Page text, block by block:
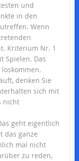
und
in den
Wenn
Kriterium Nr. 1
Spielen. Das
denken Sie
sich mit
nicht
geht eigentlich
das ganze
mal nicht
zu reden,